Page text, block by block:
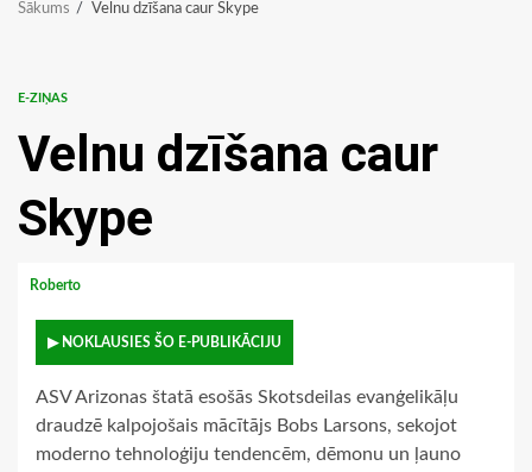
Sākums Velnu dzīšana caur Skype
E-ZIŅAS
Velnu dzīšana caur
Skype
Roberto
▶ NOKLAUSIES ŠO E-PUBLIKĀCIJU
ASV Arizonas štatā esošās Skotsdeilas evanģelikāļu
draudzē kalpojošais mācītājs Bobs Larsons, sekojot
moderno tehnoloģiju tendencēm, dēmonu un ļauno